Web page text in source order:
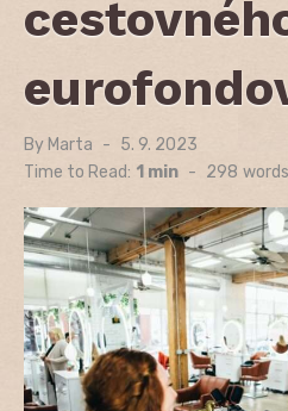
By Marta
Posted
on
5. 9. 2023
Time to Read: 1 min - 298 words